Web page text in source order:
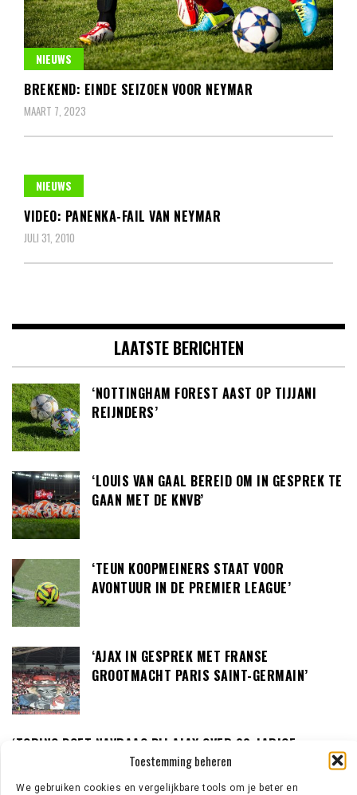
Toestemming beheren
We gebruiken cookies en vergelijkbare tools om je beter en
NIEUWS
BREKEND: EINDE SEIZOEN VOOR NEYMAR
MAART 7, 2023
NIEUWS
VIDEO: PANENKA-FAIL VAN NEYMAR
JULI 31, 2010
LAATSTE BERICHTEN
‘NOTTINGHAM FOREST AAST OP TIJJANI
REIJNDERS’
‘LOUIS VAN GAAL BEREID OM IN GESPREK TE
GAAN MET DE KNVB’
‘TEUN KOOPMEINERS STAAT VOOR
AVONTUUR IN DE PREMIER LEAGUE’
‘AJAX IN GESPREK MET FRANSE
GROOTMACHT PARIS SAINT-GERMAIN’
‘TORINO DOET NAVRAAG BIJ AJAX OVER 23-JARIGE